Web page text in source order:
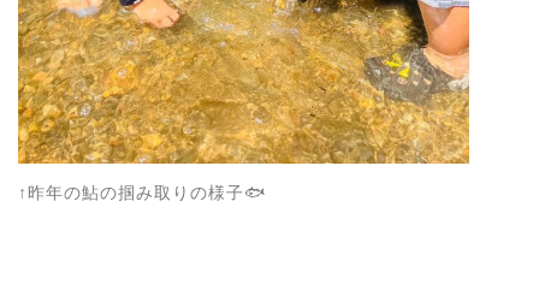
↑昨年の鮎の掴み取りの様子🐟